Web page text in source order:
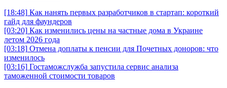
[18:48] Как нанять первых разработчиков в стартап: короткий
гайд для фаундеров
[03:20] Как изменились цены на частные дома в Украине
летом 2026 года
[03:18] Отмена доплаты к пенсии для Почетных доноров: что
изменилось
[03:16] Гостаможслужба запустила сервис анализа
таможенной стоимости товаров